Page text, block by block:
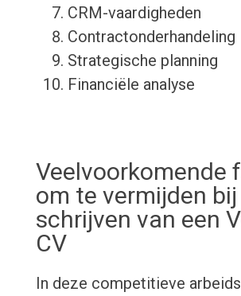
CRM-vaardigheden
Contractonderhandeling
Strategische planning
Financiële analyse
Veelvoorkomende
om te vermijden
schrijven van een
CV
In deze competitieve